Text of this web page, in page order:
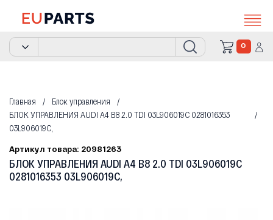
0
Главная
Блок управления
БЛОК УПРАВЛЕНИЯ AUDI A4 B8 2.0 TDI 03L906019C 0281016353
03L906019C,
Артикул товара: 20981263
БЛОК УПРАВЛЕНИЯ AUDI A4 B8 2.0 TDI 03L906019C
0281016353 03L906019C,